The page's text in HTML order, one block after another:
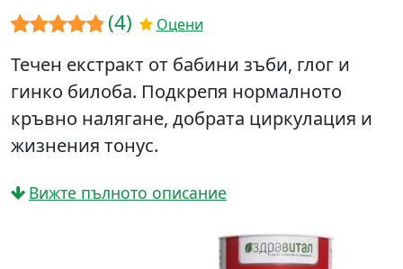
Оценен
от 5,
базирано
на
4
оценки
(4) Оцени
Течен екстракт от бабини зъби, глог и
гинко билоба. Подкрепя нормалното
кръвно налягане, добрата циркулация и
жизнения тонус.
Вижте пълното описание